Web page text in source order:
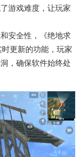
游戏难度，让玩家
安全性，《绝地求
更新的功能，玩家
，确保软件始终处